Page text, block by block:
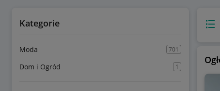
Kategorie
Moda 701
Dom i Ogród 1